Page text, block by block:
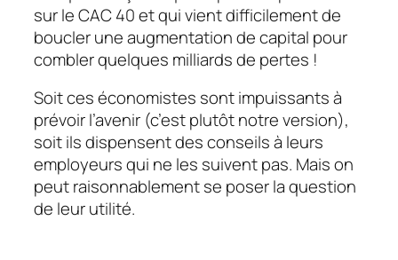
sur le CAC 40 et qui vient difficilement de
boucler une augmentation de capital pour
combler quelques milliards de pertes !
Soit ces économistes sont impuissants à
prévoir l’avenir (c’est plutôt notre version),
soit ils dispensent des conseils à leurs
employeurs qui ne les suivent pas. Mais on
peut raisonnablement se poser la question
de leur utilité.